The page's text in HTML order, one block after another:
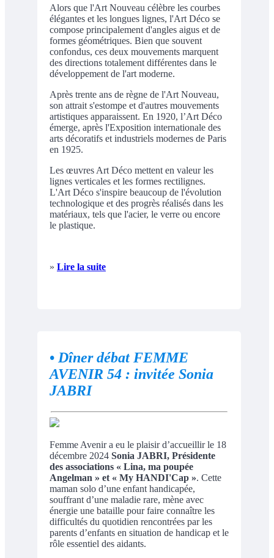
Alors que l'Art Nouveau célèbre les courbes
élégantes et les longues lignes, l'Art Déco se
compose principalement d'angles aigus et de
formes géométriques. Bien que souvent
confondus, ces deux mouvements marquent
des directions totalement différentes dans le
développement de l'art moderne.
Après trente ans de règne de l'Art Nouveau,
son attrait s'estompe et d'autres mouvements
artistiques apparaissent. En 1920, l’Art Déco
émerge, après l'Exposition internationale des
arts décoratifs et industriels modernes de Paris
en 1925.
Les œuvres Art Déco mettent en valeur les
lignes verticales et les formes rectilignes.
L'Art Déco s'inspire beaucoup de l'évolution
technologique et des progrès réalisés dans les
matériaux, tels que l'acier, le verre ou encore
le plastique.
» Lire la suite
• Dîner débat FEMME
AVENIR 54 : invitée Sonia
JABRI
Femme Avenir a eu le plaisir d’accueillir le 18
décembre 2024 Sonia JABRI, Présidente
des associations « Lina, ma poupée
Angelman » et « My HANDI'Cap ». Cette
maman solo d’une enfant handicapée,
souffrant d’une maladie rare, mène avec
énergie une bataille pour faire connaître les
difficultés du quotidien rencontrées par les
parents d’enfants en situation de handicap et le
rôle essentiel des aidants.